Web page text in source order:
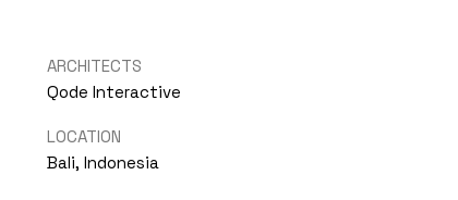
ARCHITECTS
Qode Interactive
LOCATION
Bali, Indonesia